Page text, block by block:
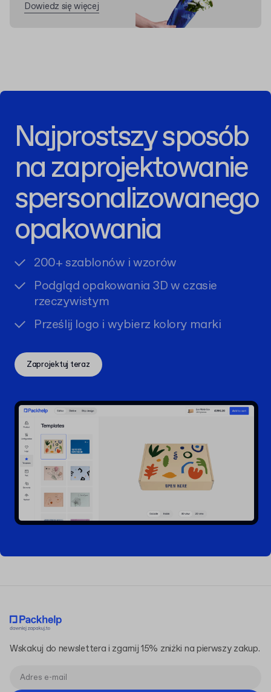
Dowiedz się więcej
Najprostszy sposób
na zaprojektowanie
spersonalizowanego
opakowania
200+ szablonów i wzorów
Podgląd opakowania 3D w czasie
rzeczywistym
Prześlij logo i wybierz kolory marki
Zaprojektuj teraz
Wskakuj do newslettera i zgarnij 15% zniżki na pierwszy zakup.